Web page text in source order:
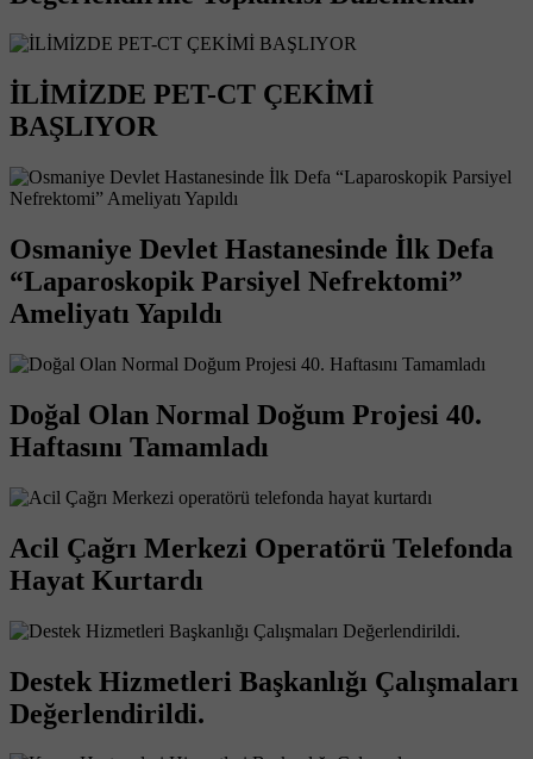
İLİMİZDE PET-CT ÇEKİMİ
BAŞLIYOR
Osmaniye Devlet Hastanesinde İlk Defa
“Laparoskopik Parsiyel Nefrektomi”
Ameliyatı Yapıldı
Doğal Olan Normal Doğum Projesi 40.
Haftasını Tamamladı
Acil Çağrı Merkezi Operatörü Telefonda
Hayat Kurtardı
Destek Hizmetleri Başkanlığı Çalışmaları
Değerlendirildi.